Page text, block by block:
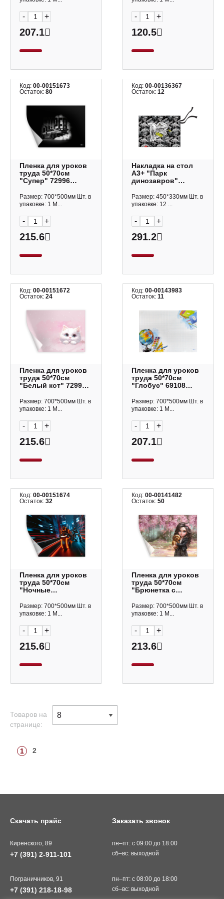
- +
207.1
- +
120.5
Код: 00-00151673
Остаток: 80
Пленка для уроков
труда 50*70см
"Супер" 72996
Размер: 700*500мм Шт. в
упаковке: 1 М...
- +
215.6
Код:00-00136367
Остаток:12
Накладка на стол
А3+ "Парк
динозавров"
Erich Krause
Размер: 450*330мм Шт. в
упаковке: 12 ...
- +
291.2
Код: 00-00151672
Остаток: 24
Пленка для уроков
труда 50*70см
"Белый кот" 72994
Размер: 700*500мм Шт. в
упаковке: 1 М...
- +
215.6
Код:00-00143983
Остаток:11
Пленка для уроков
труда 50*70см
"Глобус" 69108
Размер: 700*500мм Шт. в
упаковке: 1 М...
- +
207.1
Код: 00-00151674
Остаток: 32
Пленка для уроков
труда 50*70см
"Ночные
72998 Феникс+
Размер: 700*500мм Шт. в
упаковке: 1 М...
- +
215.6
Код:00-00141482
Остаток:50
Пленка для уроков
труда 50*70см
"Брюнетка с
Феникс+
Размер: 700*500мм Шт. в
упаковке: 1 М...
- +
213.6
Товаров на
странице:
1 2
Киренского, 89
+7 (391) 2-911-101
пн–пт: с 09:00 до 18:00
сб–вс: выходной
Пограничников, 91
+7 (391) 218-18-98
пн–пт: с 08:00 до 18:00
сб–вс: выходной
Заказать звонок
Скачать прайс